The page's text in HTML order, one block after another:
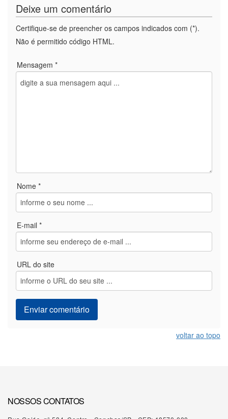
Deixe um comentário
Certifique-se de preencher os campos indicados com (*).
Não é permitido código HTML.
Mensagem *
Nome *
E-mail *
URL do site
voltar ao topo
NOSSOS CONTATOS